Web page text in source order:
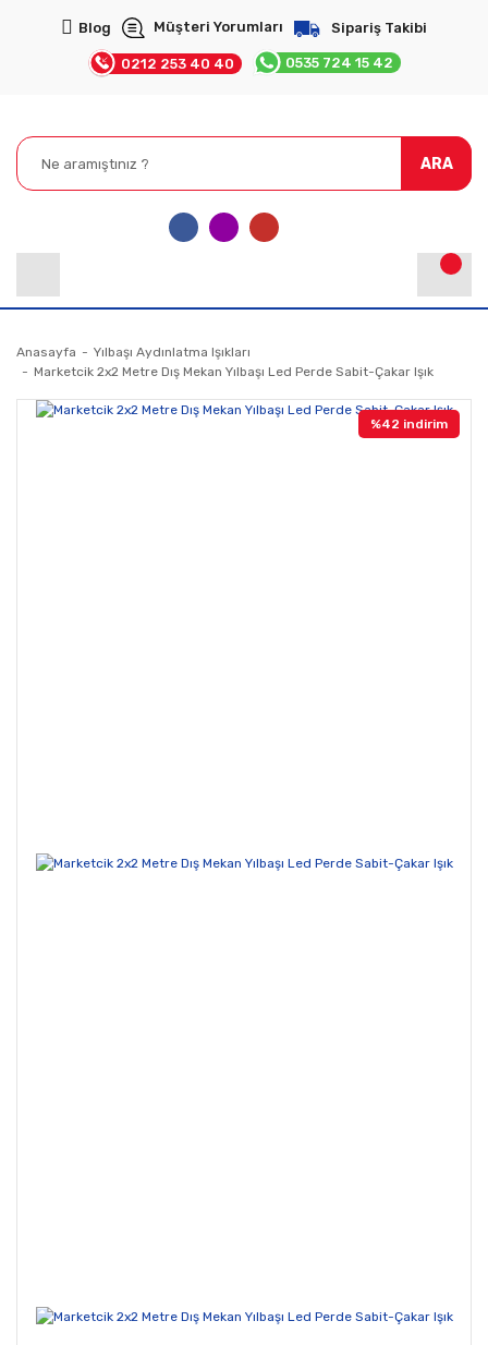
Blog Müşteri Yorumları Sipariş Takibi
0212 253 40 40 0535 724 15 42
ARA
Anasayfa
Yılbaşı Aydınlatma Işıkları
Marketcik 2x2 Metre Dış Mekan Yılbaşı Led Perde Sabit-Çakar Işık
%42 indirim